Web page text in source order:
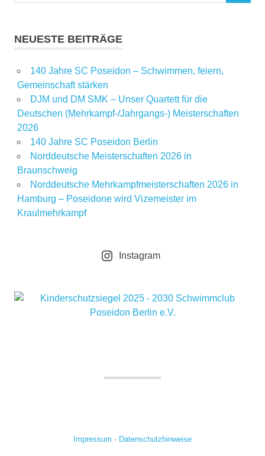
NEUESTE BEITRÄGE
140 Jahre SC Poseidon – Schwimmen, feiern,
Gemeinschaft stärken
DJM und DM SMK – Unser Quartett für die
Deutschen (Mehrkampf-/Jahrgangs-) Meisterschaften
2026
140 Jahre SC Poseidon Berlin
Norddeutsche Meisterschaften 2026 in
Braunschweig
Norddeutsche Mehrkampfmeisterschaften 2026 in
Hamburg – Poseidone wird Vizemeister im
Kraulmehrkampf
Instagram
Impressum · Datenschutzhinweise